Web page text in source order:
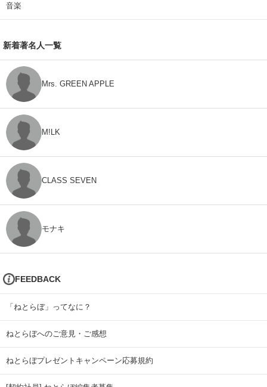
音楽
新着著名人一覧
Mrs. GREEN APPLE
M!LK
CLASS SEVEN
モナキ
FEEDBACK
「ねとらぼ」ってなに？
ねとらぼへのご意見・ご感想
ねとらぼプレゼントキャンペーン応募規約